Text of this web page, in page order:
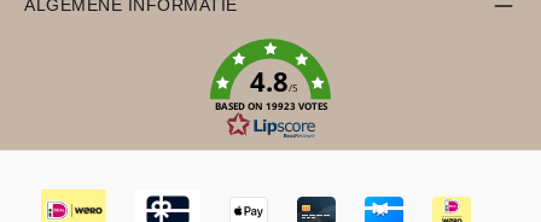
ALGEMENE INFORMATIE
4.8/5
BASED ON 19923 VOTES